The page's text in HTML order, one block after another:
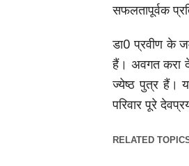
सफलतापूर्वक
डा0 प्रवीण के
हैं। अवगत करा दें
ज्येष्ठ पुत्र हैं।
परिवार पूरे
RELATED